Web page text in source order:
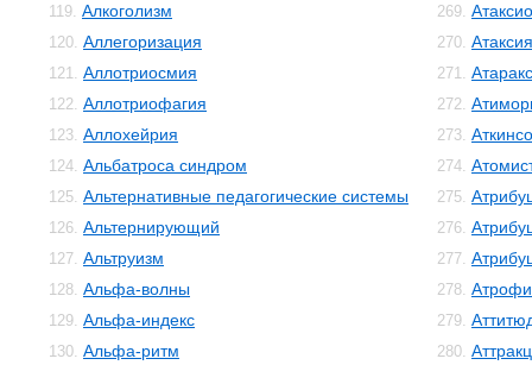
119. Алкоголизм
120. Аллегоризация
121. Аллотриосмия
122. Аллотриофагия
123. Аллохейрия
124. Альбатроса синдром
125. Альтернативные педагогические системы
126. Альтернирующий
127. Альтруизм
128. Альфа-волны
129. Альфа-индекс
130. Альфа-ритм
269.
270. Атаксия
271.
272.
273.
274.
275.
276.
277.
278.
279.
280.